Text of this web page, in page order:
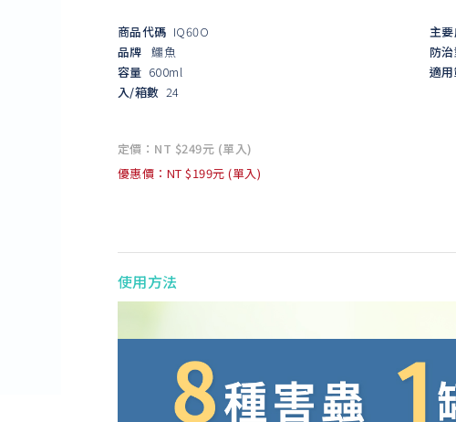
商品代碼 IQ60O
品牌 鱷魚
容量 600ml
入/箱數 24
主
防
適
定價：NT $249元 (單入)
優惠價：NT $199元 (單入)
使用方法